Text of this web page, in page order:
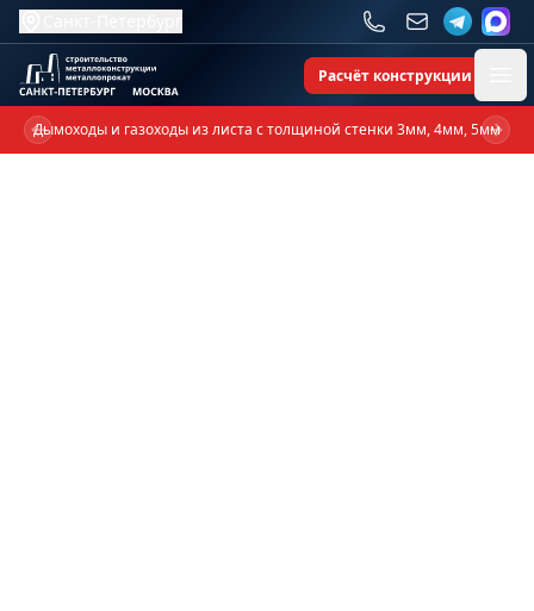
Расчёт конструкции
Дымоходы и газоходы из листа с толщиной стенки 3мм, 4мм, 5мм
Previous slide